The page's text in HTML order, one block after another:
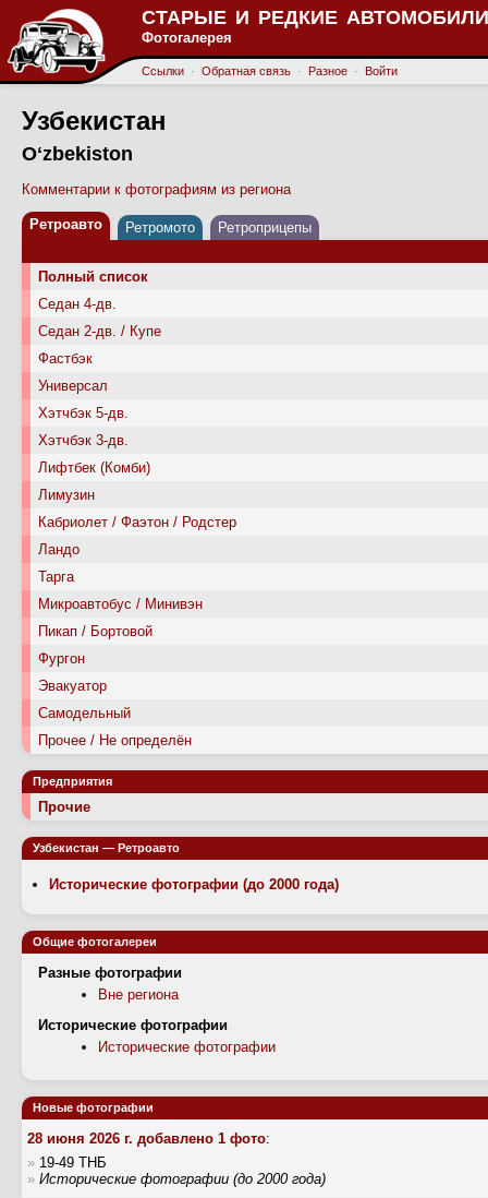
СТАРЫЕ И РЕДКИЕ
Фотогалерея
Ссылки · Обратная связь · Разное · Войти
Узбекистан
Oʻzbekiston
Комментарии к фотографиям из региона
Ретроавто Ретромото Ретроприцепы
Полный список
Седан 4-дв.
Седан 2-дв. / Купе
Фастбэк
Универсал
Хэтчбэк 5-дв.
Хэтчбэк 3-дв.
Лифтбек (Комби)
Лимузин
Кабриолет / Фаэтон / Родстер
Ландо
Тарга
Микроавтобус / Минивэн
Пикап / Бортовой
Фургон
Эвакуатор
Самодельный
Прочее / Не определён
Предприятия
Прочие
Узбекистан — Ретроавто
Исторические фотографии (до 2000 года)
Общие фотогалереи
Разные фотографии
Вне региона
Исторические фотографии
Исторические фотографии
Новые фотографии
28 июня 2026 г. добавлено 1 фото:
» 19-49 ТНБ
» Исторические фотографии (до 2000 года)